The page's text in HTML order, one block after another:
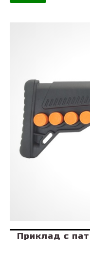
Приклад с